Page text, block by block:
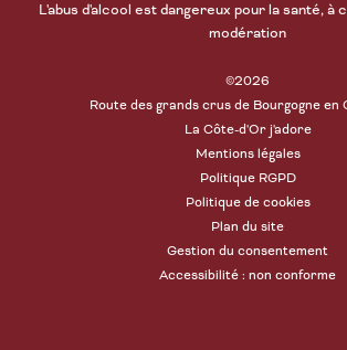
L'abus d'alcool est dangereux pour la santé, à
modération
©2026
Route des grands crus de Bourgogne en
La Côte-d'Or j'adore
Mentions légales
Politique RGPD
Politique de cookies
Plan du site
Gestion du consentement
Accessibilité : non conforme